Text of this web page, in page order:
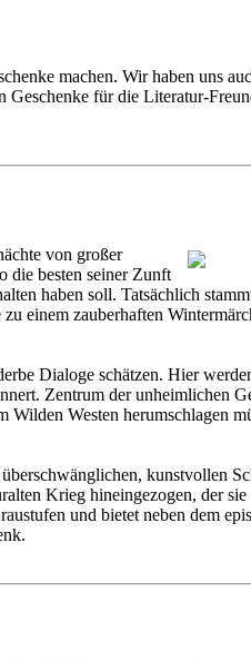
machen. Wir haben uns
Geschenke für die Literatur-
von großer
die besten seiner Zunft
haben soll. Tatsächlich
einem zauberhaften
Dialoge schätzen. Hier
Zentrum der unheimlichen
Westen herumschlagen
kunstvollen
Krieg hineingezogen, der
und bietet neben dem